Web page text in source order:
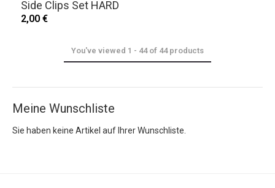
Side Clips Set HARD
2,00 €
You've viewed 1 - 44of 44products
Meine Wunschliste
Sie haben keine Artikel auf Ihrer Wunschliste.